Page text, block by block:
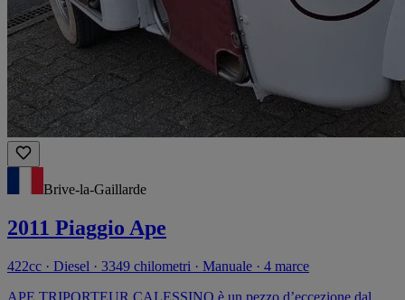
Brive-la-Gaillarde
2011 Piaggio Ape
422cc · Diesel · 3349 chilometri · Manuale · 4 marce
APE TRIPORTEUR CALESSINO è un pezzo d’eccezione dal